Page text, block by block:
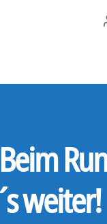
Beim
´s weiter!